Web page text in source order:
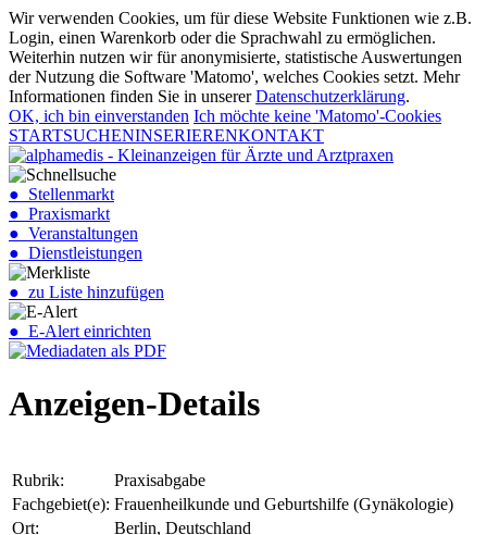
Wir verwenden Cookies, um für diese Website Funktionen wie z.B.
Login, einen Warenkorb oder die Sprachwahl zu ermöglichen.
Weiterhin nutzen wir für anonymisierte, statistische Auswertungen
der Nutzung die Software 'Matomo', welches Cookies setzt. Mehr
Informationen finden Sie in unsererDatenschutzerklärung.
OK, ich bin einverstanden Ich möchte keine 'Matomo'-Cookies
STARTSUCHENINSERIERENKONTAKT
● Stellenmarkt
● Praxismarkt
● Veranstaltungen
● Dienstleistungen
● zu Liste hinzufügen
● E-Alert einrichten
Anzeigen-Details
Rubrik:
Praxisabgabe
Fachgebiet(e): Frauenheilkunde und Geburtshilfe (Gynäkologie)
Ort:
Berlin, Deutschland